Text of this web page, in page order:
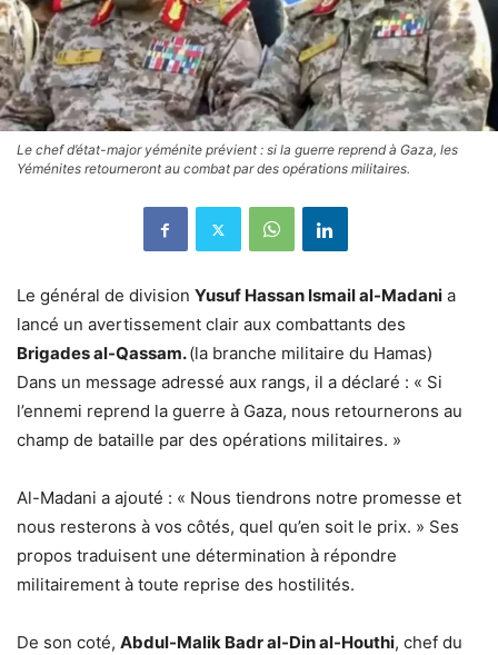
Le chef d’état-major yéménite prévient : si la guerre reprend à Gaza, les
Yéménites retourneront au combat par des opérations militaires.
Le général de division Yusuf Hassan Ismail al-Madani a
lancé un avertissement clair aux combattants des
Brigades al-Qassam.(la branche militaire du Hamas)
Dans un message adressé aux rangs, il a déclaré : « Si
l’ennemi reprend la guerre à Gaza, nous retournerons au
champ de bataille par des opérations militaires. »
Al-Madani a ajouté : « Nous tiendrons notre promesse et
nous resterons à vos côtés, quel qu’en soit le prix. » Ses
propos traduisent une détermination à répondre
militairement à toute reprise des hostilités.
De son coté, Abdul-Malik Badr al-Din al-Houthi, chef du